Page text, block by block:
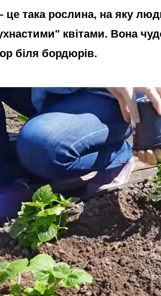
це така рослина, на яку
квітами. Вона
біля бордюрів.